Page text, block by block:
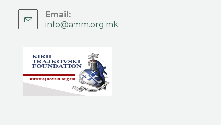
Email:
info@amm.org.mk